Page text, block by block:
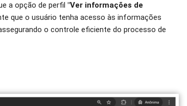
a opção de perfil"Ver informações de
que o usuário tenha acesso às informações
o controle eficiente do processo de